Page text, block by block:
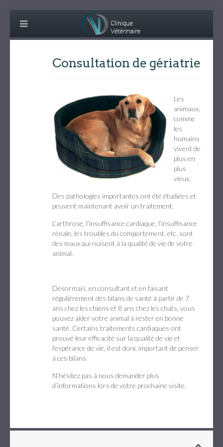
Consultation de gériatrie
Les
animaux,
comme
les
humains
vivent de
plus en
plus
vieux.
Des pathologies importantes ont été étudiées et
peuvent maintenant avoir un traitement.
L’arthrose, l’insuffisance cardiaque, l’insuffisance
rénale, les troubles du comportement, etc. sont
des maux qui nuisent à la qualité de vie de votre
animal.
Désormais, en consultant et en faisant
régulièrement des bilans de santé à partir de 7
ans chez les chiens et 8 ans chez les chats, vous
pouvez aider votre animal à rester en bonne
santé. Certains traitements cardiaques ont
prouvé leur efficacité sur la qualité de vie et
l’espérance de vie, il est donc important de penser
à ces bilans.
N’hésitez pas à nous demander plus
d’informations lors de votre prochaine visite.